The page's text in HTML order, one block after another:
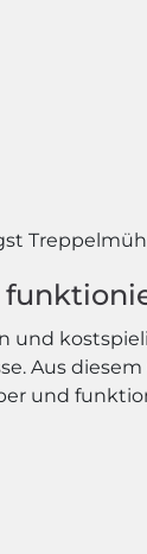
Aus
und